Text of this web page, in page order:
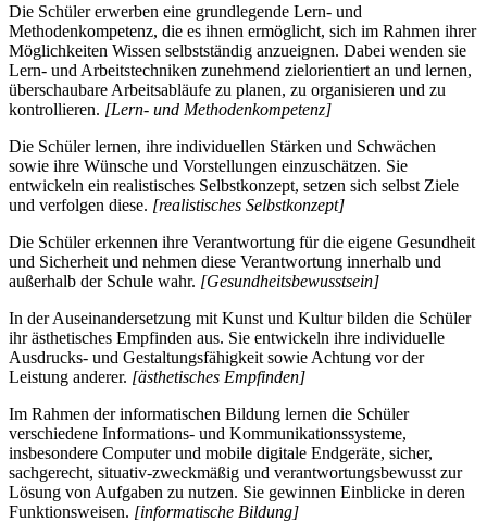
Die Schüler erwerben eine grundlegende Lern- und
Methodenkompetenz, die es ihnen ermöglicht, sich im Rahmen ihrer
Möglichkeiten Wissen selbstständig anzueignen. Dabei wenden sie
Lern- und Arbeitstechniken zunehmend zielorientiert an und lernen,
überschaubare Arbeitsabläufe zu planen, zu organisieren und zu
kontrollieren. [Lern- und Methodenkompetenz]
Die Schüler lernen, ihre individuellen Stärken und Schwächen
sowie ihre Wünsche und Vorstellungen einzuschätzen. Sie
entwickeln ein realistisches Selbstkonzept, setzen sich selbst Ziele
und verfolgen diese. [realistisches Selbstkonzept]
Die Schüler erkennen ihre Verantwortung für die eigene Gesundheit
und Sicherheit und nehmen diese Verantwortung innerhalb und
außerhalb der Schule wahr. [Gesundheitsbewusstsein]
In der Auseinandersetzung mit Kunst und Kultur bilden die Schüler
ihr ästhetisches Empfinden aus. Sie entwickeln ihre individuelle
Ausdrucks- und Gestaltungsfähigkeit sowie Achtung vor der
Leistung anderer. [ästhetisches Empfinden]
Im Rahmen der informatischen Bildung lernen die Schüler
verschiedene Informations- und Kommunikationssysteme,
insbesondere Computer und mobile digitale Endgeräte, sicher,
sachgerecht, situativ-zweckmäßig und verantwortungsbewusst zur
Lösung von Aufgaben zu nutzen. Sie gewinnen Einblicke in deren
Funktionsweisen. [informatische Bildung]